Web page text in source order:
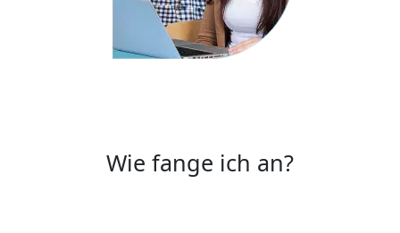
Wie fange ich an?